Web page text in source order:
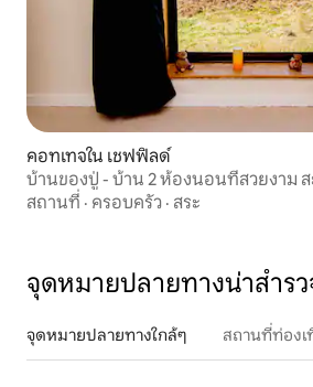
คอทเทจใน เชฟฟิลด์
บ้านของปู่ - บ้าน 2 ห้องนอนที่สวยงาม
อบอุ่น
สถานที่ · ครอบครัว · สระ
จุดหมายปลายทางน่าสำรว
จุดหมายปลายทางใกล้ๆ สถานที่ท่อง